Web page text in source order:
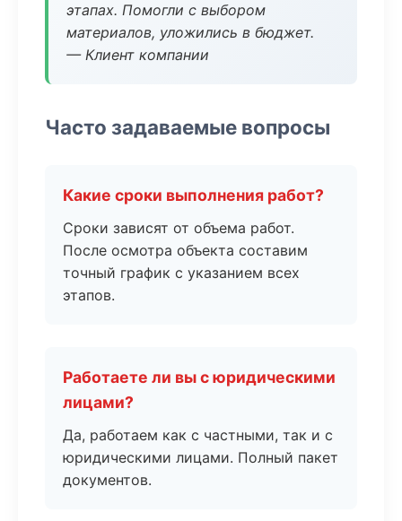
этапах. Помогли с выбором
материалов, уложились в бюджет.
— Клиент компании
Часто задаваемые вопросы
Какие сроки выполнения работ?
Сроки зависят от объема работ.
После осмотра объекта составим
точный график с указанием всех
этапов.
Работаете ли вы с юридическими
лицами?
Да, работаем как с частными, так и с
юридическими лицами. Полный пакет
документов.